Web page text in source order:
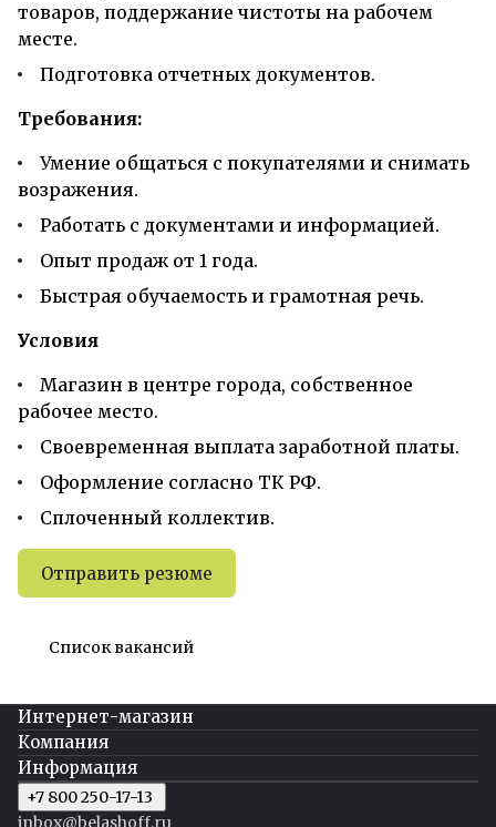
товаров, поддержание чистоты на рабочем
месте.
Подготовка отчетных документов.
Требования:
Умение общаться с покупателями и снимать
возражения.
Работать с документами и информацией.
Опыт продаж от 1 года.
Быстрая обучаемость и грамотная речь.
Условия
Магазин в центре города, собственное
рабочее место.
Своевременная выплата заработной платы.
Оформление согласно ТК РФ.
Сплоченный коллектив.
Отправить резюме
Список вакансий
Интернет-магазин
Компания
Информация
+7 800 250-17-13
inbox@belashoff.ru